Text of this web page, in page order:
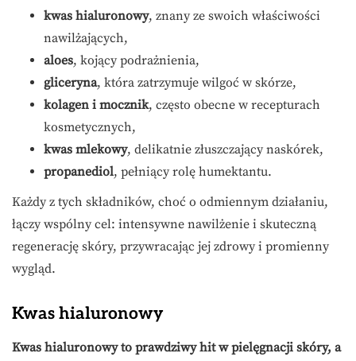
kwas hialuronowy, znany ze swoich właściwości
nawilżających,
aloes, kojący podrażnienia,
gliceryna, która zatrzymuje wilgoć w skórze,
kolagen i mocznik, często obecne w recepturach
kosmetycznych,
kwas mlekowy, delikatnie złuszczający naskórek,
propanediol, pełniący rolę humektantu.
Każdy z tych składników, choć o odmiennym działaniu,
łączy wspólny cel: intensywne nawilżenie i skuteczną
regenerację skóry, przywracając jej zdrowy i promienny
wygląd.
Kwas hialuronowy
Kwas hialuronowy to prawdziwy hit w pielęgnacji skóry, a